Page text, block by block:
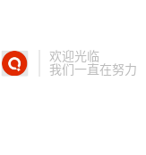
欢迎光临
我们一直在努力